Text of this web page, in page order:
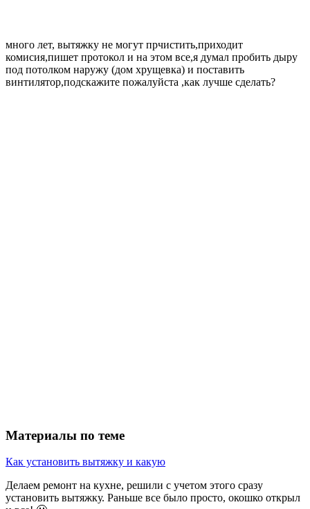
много лет, вытяжку не могут прчистить,приходит
комисия,пишет протокол и на этом все,я думал пробить дыру
под потолком наружу (дом хрущевка) и поставить
винтилятор,подскажите пожалуйста ,как лучше сделать?
Материалы по теме
Как установить вытяжку и какую
Делаем ремонт на кухне, решили с учетом этого сразу
установить вытяжку. Раньше все было просто, окошко открыл